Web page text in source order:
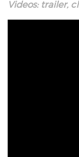
Videos: trailer,